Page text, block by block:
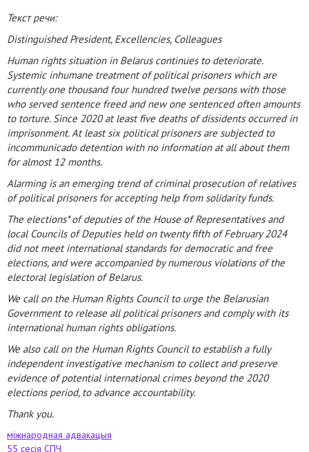
Текст речи:
Distinguished President, Excellencies, Colleagues
Human rights situation in Belarus continues to deteriorate.
Systemic inhumane treatment of political prisoners which are
currently one thousand four hundred twelve persons with those
who served sentence freed and new one sentenced often amounts
to torture. Since 2020 at least five deaths of dissidents occurred in
imprisonment. At least six political prisoners are subjected to
incommunicado detention with no information at all about them
for almost 12 months.
Alarming is an emerging trend of criminal prosecution of relatives
of political prisoners for accepting help from solidarity funds.
The elections* of deputies of the House of Representatives and
local Councils of Deputies held on twenty fifth of February 2024
did not meet international standards for democratic and free
elections, and were accompanied by numerous violations of the
electoral legislation of Belarus.
We call on the Human Rights Council to urge the Belarusian
Government to release all political prisoners and comply with its
international human rights obligations.
We also call on the Human Rights Council to establish a fully
independent investigative mechanism to collect and preserve
evidence of potential international crimes beyond the 2020
elections period, to advance accountability.
Thank you.
міжнародная адвакацыя
55 сесія СПЧ